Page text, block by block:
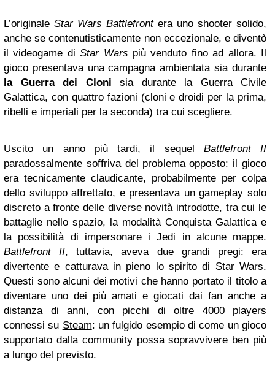
L’originale Star Wars Battlefrontera uno shooter solido,
anche se contenutisticamente non eccezionale, e diventò
il videogame diStar Wars più venduto fino ad allora. Il
gioco presentava una campagna ambientata sia durante
la Guerra dei Cloni sia durante la Guerra Civile
Galattica, con quattro fazioni (cloni e droidi per la prima,
ribelli e imperiali per la seconda) tra cui scegliere.
Uscito un anno più tardi, il sequel Battlefront II
paradossalmente soffriva del problema opposto: il gioco
era tecnicamente claudicante, probabilmente per colpa
dello sviluppo affrettato, e presentava un gameplay solo
discreto a fronte delle diverse novità introdotte, tra cui le
battaglie nello spazio, la modalità Conquista Galattica e
la possibilità di impersonare i Jedi in alcune mappe.
Battlefront II, tuttavia, aveva due grandi pregi: era
divertente e catturava in pieno lo spirito di Star Wars.
Questi sono alcuni dei motivi che hanno portato il titolo a
diventare uno dei più amati e giocati dai fan anche a
distanza di anni, con picchi di oltre 4000 players
connessi su Steam: un fulgido esempio di come un gioco
supportato dalla community possa sopravvivere ben più
a lungo del previsto.